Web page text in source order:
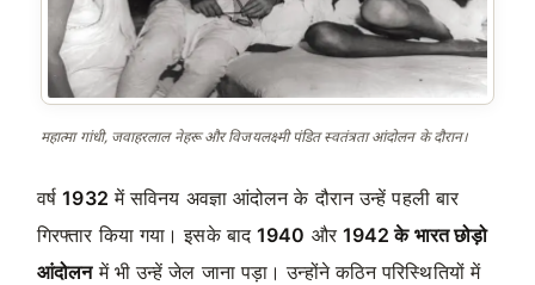
महात्मा गांधी, जवाहरलाल नेहरू और विजयलक्ष्मी पंडित स्वतंत्रता आंदोलन के दौरान।
वर्ष1932 में सविनय अवज्ञा आंदोलन के दौरान उन्हें पहली बार
गिरफ्तार किया गया। इसके बाद 1940 और 1942 के भारत छोड़ो
आंदोलनमें भी उन्हें जेल जाना पड़ा। उन्होंने कठिन परिस्थितियों में